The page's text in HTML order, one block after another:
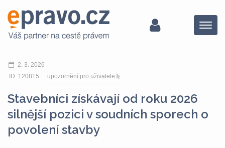
Menu
2. 3. 2026
ID: 120815
upozornění pro uživatele
Stavebníci získávají od roku 2026
silnější pozici v soudních sporech o
povolení stavby